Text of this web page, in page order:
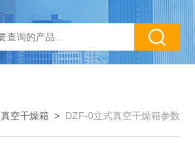
真空干燥箱 > DZF-0立式真空干燥箱参数